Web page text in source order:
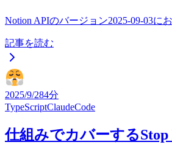
Notion APIのバージョン2025-09-03
記事を読む
2025/9/284分
TypeScriptClaudeCode
仕組みでカバーする